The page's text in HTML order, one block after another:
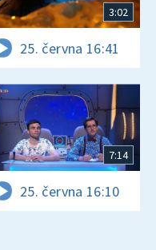
3:02
25. června 16:41
7:14
25. června 16:10